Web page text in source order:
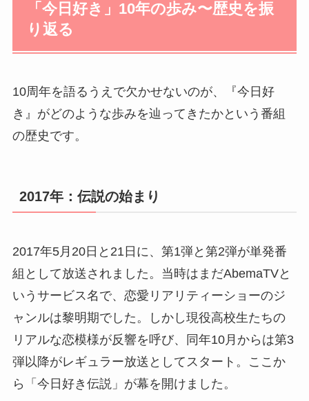
「今日好き」10年の歩み〜歴史を振
り返る
10周年を語るうえで欠かせないのが、『今日好
き』がどのような歩みを辿ってきたかという番組
の歴史です。
2017年：伝説の始まり
2017年5月20日と21日に、第1弾と第2弾が単発番
組として放送されました。当時はまだAbemaTVと
いうサービス名で、恋愛リアリティーショーのジ
ャンルは黎明期でした。しかし現役高校生たちの
リアルな恋模様が反響を呼び、同年10月からは第3
弾以降がレギュラー放送としてスタート。ここか
ら「今日好き伝説」が幕を開けました。